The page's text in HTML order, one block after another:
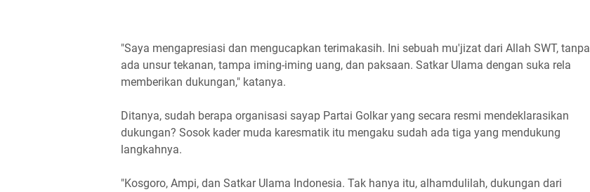
"Saya mengapresiasi dan mengucapkan terimakasih. Ini sebuah mu'jizat dari Allah SWT, tanpa
ada unsur tekanan, tampa iming-iming uang, dan paksaan. Satkar Ulama dengan suka rela
memberikan dukungan," katanya.
Ditanya, sudah berapa organisasi sayap Partai Golkar yang secara resmi mendeklarasikan
dukungan? Sosok kader muda karesmatik itu mengaku sudah ada tiga yang mendukung
langkahnya.
"Kosgoro, Ampi, dan Satkar Ulama Indonesia. Tak hanya itu, alhamdulilah, dukungan dari